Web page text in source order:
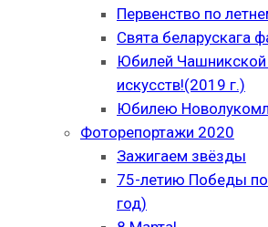
Первенство по
Свята беларускага
Юбилей
искусств!(2019 г.)
Юбилею
Фоторепортажи 2020
Зажигаем звёзды
75-летию Победы
год)